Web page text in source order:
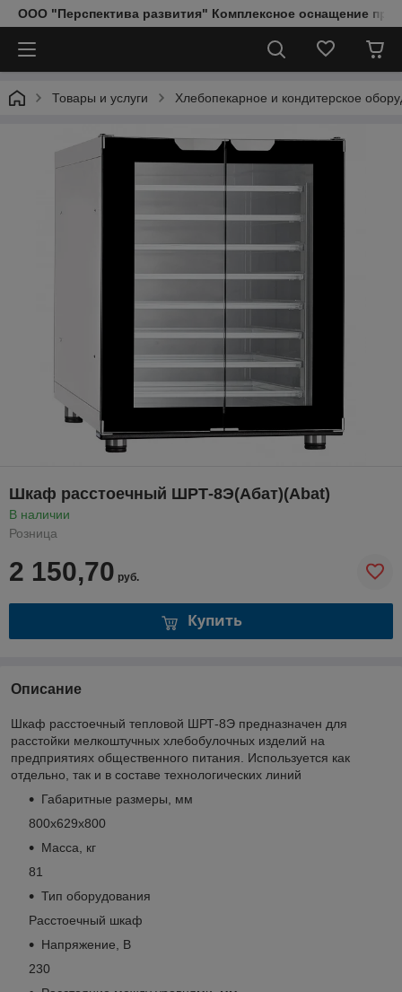
ООО "Перспектива развития" Комплексное оснащение
Товары и услуги Хлебопекарное и кондитерское
Шкаф расстоечный ШРТ-8Э(Абат)(Abat)
В наличии
Розница
2 150,70 руб.
Купить
Описание
Шкаф расстоечный тепловой ШРТ-8Э предназначен для
расстойки мелкоштучных хлебобулочных изделий на
предприятиях общественного питания. Используется как
отдельно, так и в составе технологических линий
Габаритные размеры, мм
800х629х800
Масса, кг
81
Тип оборудования
Расстоечный шкаф
Напряжение, В
230